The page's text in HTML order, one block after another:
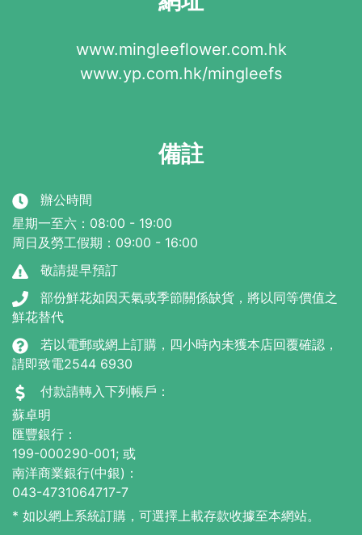
www.mingleeflower.com.hk
www.yp.com.hk/mingleefs
備註
辦公時間
星期一至六：08:00 - 19:00
周日及勞工假期：09:00 - 16:00
敬請提早預訂
部份鮮花如因天氣或季節關係缺貨，將以同等價值之
鮮花替代
若以電郵或網上訂購，四小時內未獲本店回覆確認，
請即致電2544 6930
付款請轉入下列帳戶：
蘇卓明
匯豐銀行：
199-000290-001; 或
南洋商業銀行(中銀)：
043-4731064717-7
* 如以網上系統訂購，可選擇上載存款收據至本網站。